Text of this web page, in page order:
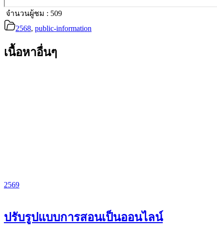
จำนวนผู้ชม : 509
2568, public-information
เนื้อหาอื่นๆ
2569
ปรับรูปแบบการสอนเป็นออนไลน์